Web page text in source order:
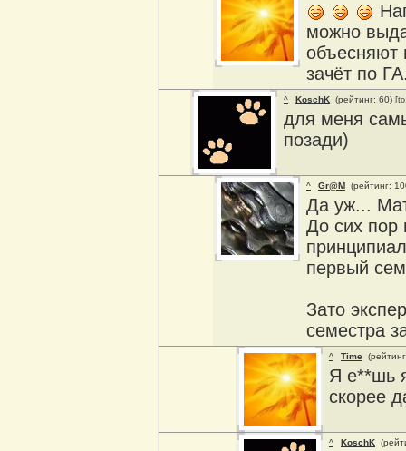
можно
объесняют
зачёт по
^ KoschK (рейтинг: 60)
для меня
позади)
^ Gr@M (рейтинг:
Да уж...
До сих пор
первый
Зато
семестра
^ Time
Я е**шь
скорее
^ KoschK